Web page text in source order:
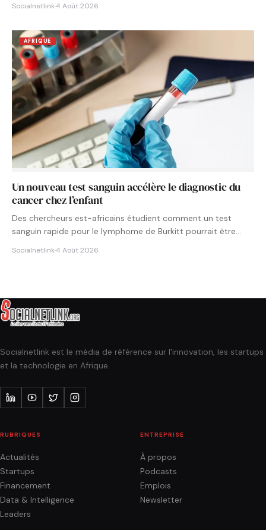
Socialnetlink·4 Août 2026
AFRIQUE
Un nouveau test sanguin accélère le diagnostic du
cancer chez l’enfant
Des chercheurs est-africains étudient comment un test
sanguin rapide pour le lymphome de Burkitt pourrait être
Socialnetlink·4 Août 2026
Socialnetlink est le média de référence sur l'innovation, les startups
et la technologie en Afrique.
RUBRIQUES
Actualités
Startups
Financement
Data & Intelligence
Leaders
ENTREPRISE
À propos
Podcasts
Emplois
Newsletter